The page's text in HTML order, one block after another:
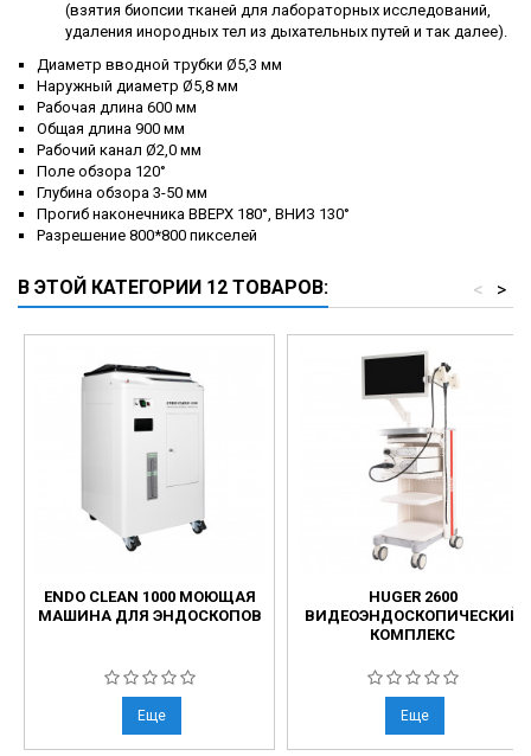
(взятия биопсии тканей для лабораторных исследований,
удаления инородных тел из дыхательных путей и так далее).
Диаметр вводной трубки Ø5,3 мм
Наружный диаметр Ø5,8 мм
Рабочая длина 600 мм
Общая длина 900 мм
Рабочий канал Ø2,0 мм
Поле обзора 120°
Глубина обзора 3-50 мм
Прогиб наконечника ВВЕРХ 180°, ВНИЗ 130°
Разрешение 800*800 пикселей
В ЭТОЙ КАТЕГОРИИ 12 ТОВАРОВ: >
<
ENDO CLEAN 1000 МОЮЩАЯ
МАШИНА ДЛЯ ЭНДОСКОПОВ
Еще
HUGER 2600
ВИДЕОЭНДОСКОПИЧЕСКИЙ
КОМПЛЕКС
Еще